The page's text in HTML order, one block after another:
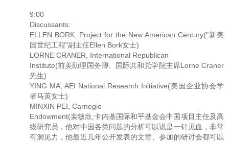
9:00
Discussants:
ELLEN BORK, Project for the New American Century("新美
国世纪工程"副主任Ellen Bork女士)
LORNE CRANER, International Republican
Institute(前美助理国务卿、国际共和党学院主席Lorne Craner
先生)
YING MA, AEI National Research Initiative(美国企业协会学
者马英女士)
MINXIN PEI, Carnegie
Endowment(裴敏欣,卡内基国际和平基金会中国项目主任及高
级研究员，他对中国各类问题的分析可以说是一针见血，非常
有洞见力，他最近几年公开发表的文章、参加的研讨会都可以